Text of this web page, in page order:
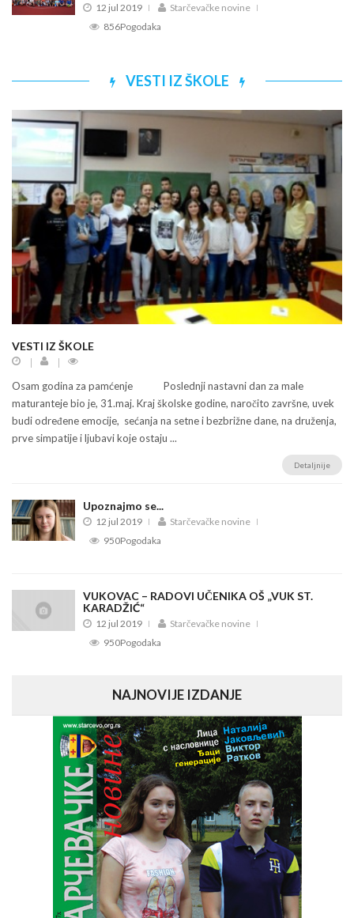
12 jul 2019
Starčevačke novine
856Pogodaka
VESTI IZ ŠKOLE
VESTI IZ ŠKOLE
Osam godina za pamćenje Poslednji nastavni dan za male
maturanteje bio je, 31.maj. Kraj školske godine, naročito završne, uvek
budi određene emocije, sećanja na setne i bezbrižne dane, na druženja,
prve simpatije i ljubavi koje ostaju ...
Detaljnije
Upoznajmo se...
12 jul 2019
Starčevačke novine
950Pogodaka
VUKOVAC – RADOVI UČENIKA OŠ „VUK ST.
KARADŽIĆ“
12 jul 2019
Starčevačke novine
950Pogodaka
NAJNOVIJE IZDANJE